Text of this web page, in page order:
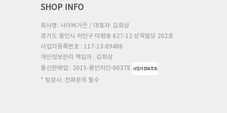
SHOP INFO
회사명: 사이버가든 / 대표자: 김회상
경기도 용인시 처인구 마평동 627-12 성옥빌딩 202호
사업자등록번호 : 117-13-89486
개인정보관리 책임자 : 김회상
통신판매업 : 2015-용인처인-00378
사업자정보조회
* 방문시: 전화문의 필수